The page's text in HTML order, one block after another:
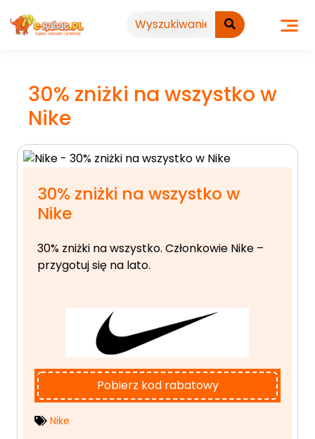
do
treści
30% zniżki na wszystko w
Nike
30% zniżki na wszystko w
Nike
30% zniżki na wszystko. Członkowie Nike –
przygotuj się na lato.
Pobierz kod rabatowy
Nike